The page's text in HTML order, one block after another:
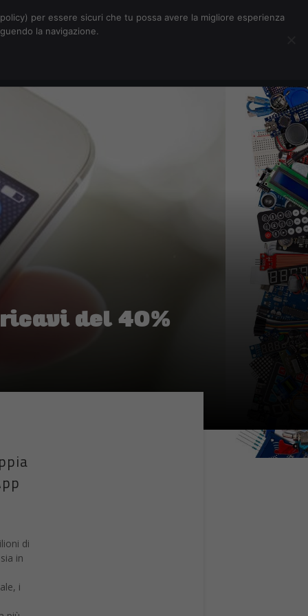
del 40%
di
in
i
per essere sicuri che tu possa avere la migliore esperienza
la navigazione.